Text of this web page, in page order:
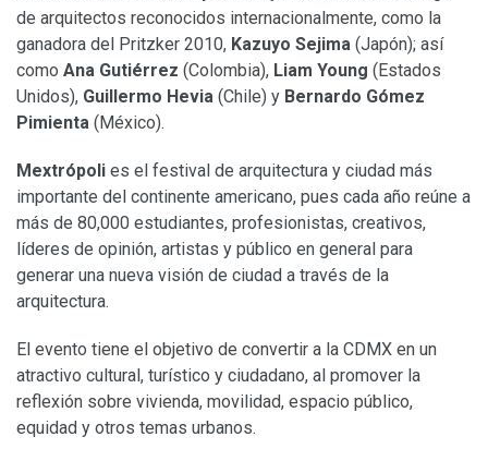
de arquitectos reconocidos internacionalmente, como la
ganadora del Pritzker 2010, Kazuyo Sejima (Japón); así
como Ana Gutiérrez (Colombia), Liam Young (Estados
Unidos), Guillermo Hevia (Chile) y Bernardo Gómez
Pimienta (México).
Mextrópoli es el festival de arquitectura y ciudad más
importante del continente americano, pues cada año reúne a
más de 80,000 estudiantes, profesionistas, creativos,
líderes de opinión, artistas y público en general para
generar una nueva visión de ciudad a través de la
arquitectura.
El evento tiene el objetivo de convertir a la CDMX en un
atractivo cultural, turístico y ciudadano, al promover la
reflexión sobre vivienda, movilidad, espacio público,
equidad y otros temas urbanos.